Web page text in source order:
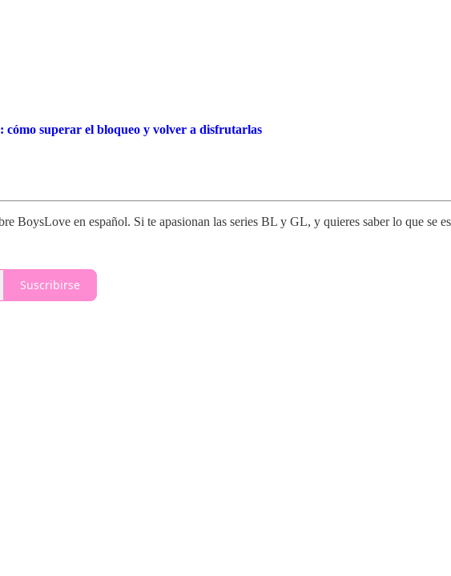
superar el bloqueo y volver a disfrutarlas
BoysLove en español. Si te apasionan las series BL y GL, y quieres saber lo que se
Suscribirse